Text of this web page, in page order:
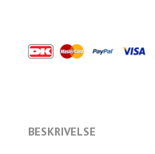
BESKRIVELSE